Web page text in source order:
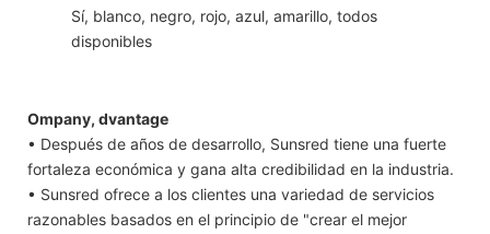
Sí, blanco, negro, rojo, azul, amarillo, todos
disponibles
Ompany, dvantage
• Después de años de desarrollo, Sunsred tiene una fuerte
fortaleza económica y gana alta credibilidad en la industria.
• Sunsred ofrece a los clientes una variedad de servicios
razonables basados ​​en el principio de "crear el mejor